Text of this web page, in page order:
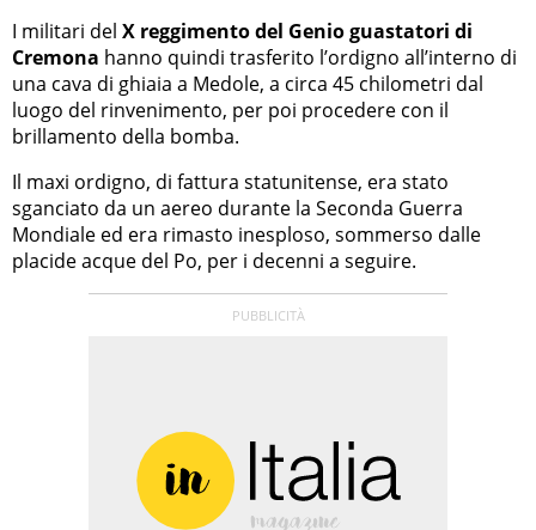
I militari del X reggimento del Genio guastatori di
Cremona hanno quindi trasferito l’ordigno all’interno di
una cava di ghiaia a Medole, a circa 45 chilometri dal
luogo del rinvenimento, per poi procedere con il
brillamento della bomba.
Il maxi ordigno, di fattura statunitense, era stato
sganciato da un aereo durante la Seconda Guerra
Mondiale ed era rimasto inesploso, sommerso dalle
placide acque del Po, per i decenni a seguire.